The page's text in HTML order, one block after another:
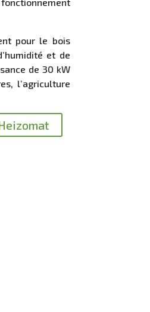
pour le bois
et de
de 30 kW
l’agriculture